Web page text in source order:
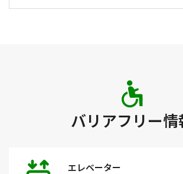
バリアフリー情
エレベーター